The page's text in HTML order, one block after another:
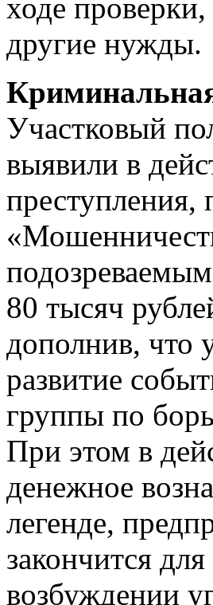
ходе
другие нужды.
Участковый
выявили в
80 тысяч
дополнив, что
развитие
группы по
При этом в
денежное
легенде,
закончится
возбуждении